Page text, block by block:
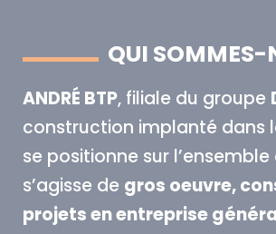
QUI SOMMES-
ANDRÉ BTP, filiale du groupe
construction implanté dans
se positionne sur
s’agisse de gros oeuvre,
projets en entreprise